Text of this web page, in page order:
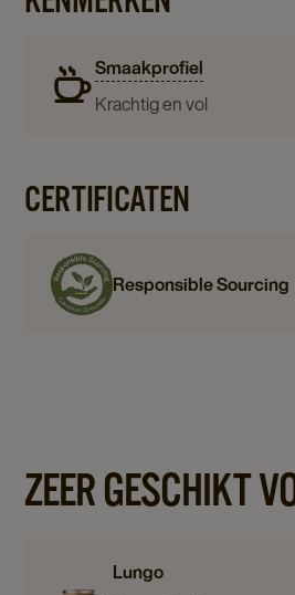
Smaakprofiel
Krachtig en vol
CERTIFICATEN
Responsible Sourcing
ZEER GESCHIKT
Lungo